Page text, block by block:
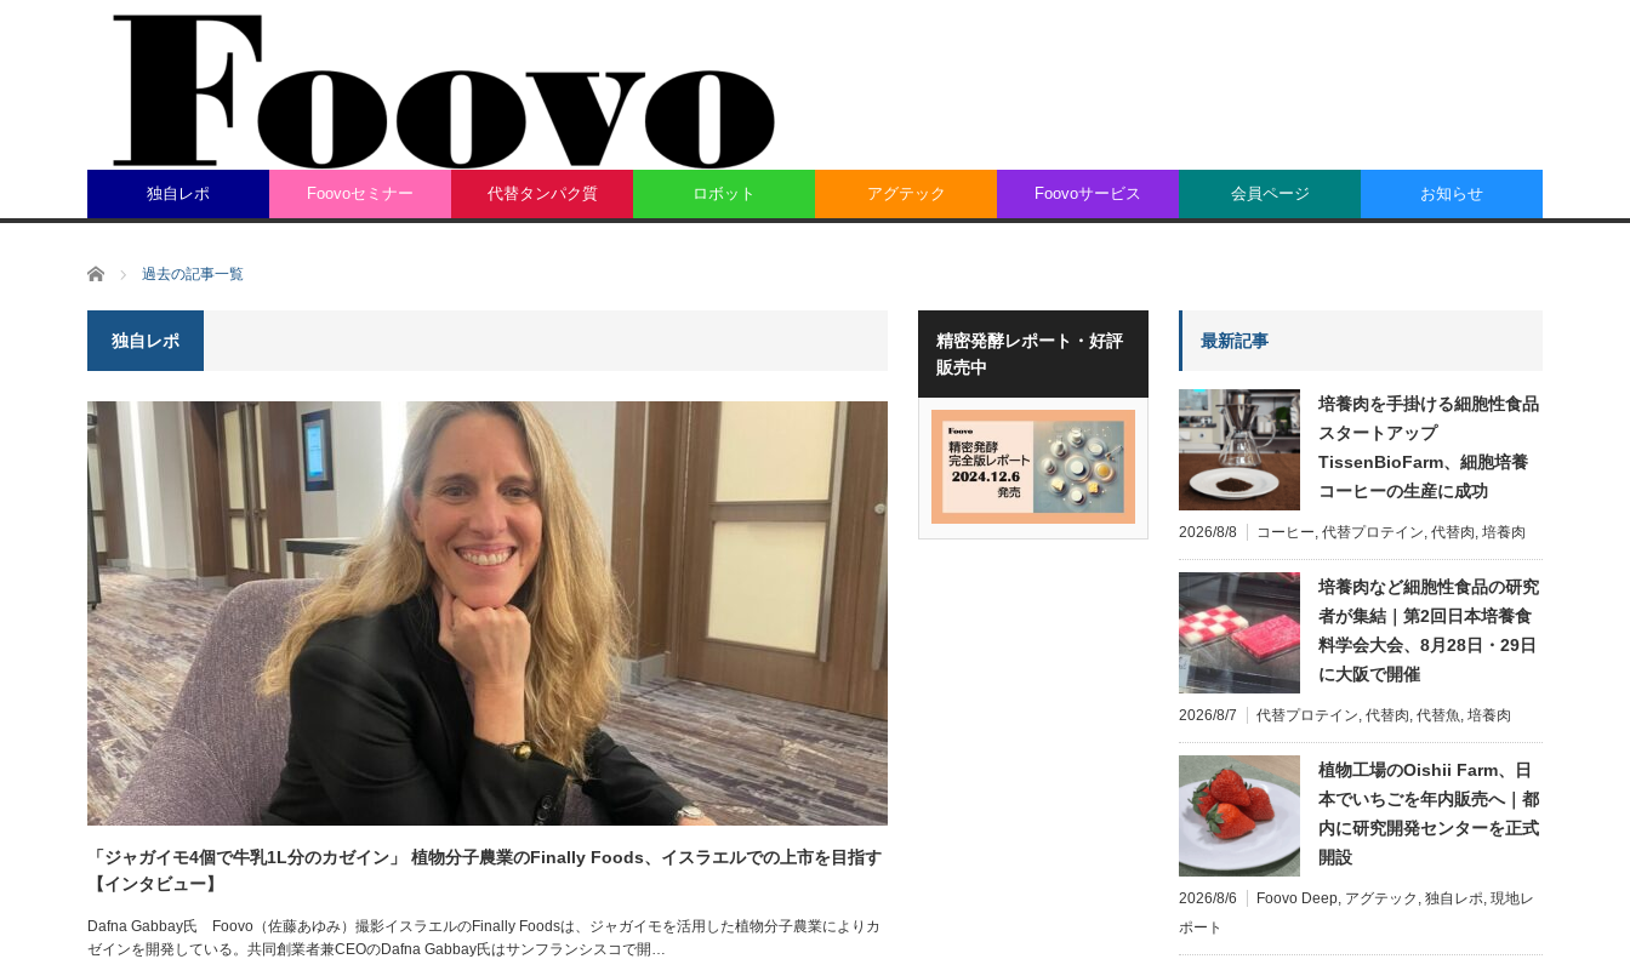
独自レポ Foovoセミナー 代替タンパク質 ロボット アグテック Foovoサービス 会員ページ お知らせ
ホーム 過去の記事一覧
独自レポ
「ジャガイモ4個で牛乳1L分のカゼイン」 植物分子農業のFinally Foods、イスラエルでの上市を目指す
【インタビュー】
Dafna Gabbay氏 Foovo（佐藤あゆみ）撮影イスラエルのFinally Foodsは、ジャガイモを活用した植物分子農業によりカ
ゼインを開発している。共同創業者兼CEOのDafna Gabbay氏はサンフランシスコで開…
精密発酵レポート・好評
販売中
最新記事
培養肉を手掛ける細胞性食品
スタートアップ
TissenBioFarm、細胞培養
コーヒーの生産に成功
2026/8/8 コーヒー, 代替プロテイン, 代替肉, 培養肉
培養肉など細胞性食品の研究
者が集結｜第2回日本培養食
料学会大会、8月28日・29日
に大阪で開催
2026/8/7 代替プロテイン, 代替肉, 代替魚, 培養肉
植物工場のOishii Farm、日
本でいちごを年内販売へ｜都
内に研究開発センターを正式
開設
2026/8/6 Foovo Deep, アグテック , 独自レポ, 現地レ
ポート